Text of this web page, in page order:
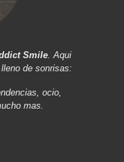
Smile. Aqui
de sonrisas:
ocio,
mas.